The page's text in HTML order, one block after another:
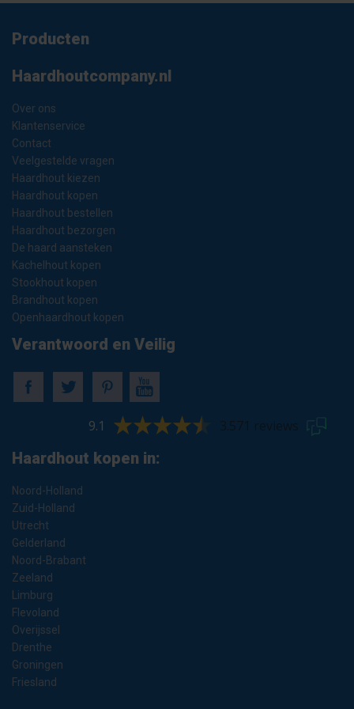
Producten
Haardhoutcompany.nl
Over ons
Klantenservice
Contact
Veelgestelde vragen
Haardhout kiezen
Haardhout kopen
Haardhout bestellen
Haardhout bezorgen
De haard aansteken
Kachelhout kopen
Stookhout kopen
Brandhout kopen
Openhaardhout kopen
Verantwoord en Veilig
9.1 3.571 reviews
Haardhout kopen in:
Noord-Holland
Zuid-Holland
Utrecht
Gelderland
Noord-Brabant
Zeeland
Limburg
Flevoland
Overijssel
Drenthe
Groningen
Friesland